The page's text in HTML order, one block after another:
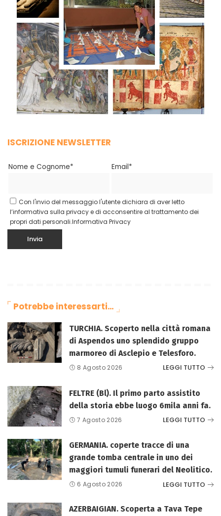
ISCRIZIONE NEWSLETTER
Nome e Cognome* Email*
Con l'invio del messaggio l'utente dichiara di aver letto
l’informativa sulla privacy e di acconsentire al trattamento dei
propri dati personali.Informativa Privacy
Potrebbe interessarti…
TURCHIA. Scoperto nella città romana
di Aspendos uno splendido gruppo
marmoreo di Asclepio e Telesforo.
8 Agosto 2026 LEGGI TUTTO
FELTRE (Bl). Il primo parto assistito
della storia ebbe luogo 6mila anni fa.
7 Agosto 2026 LEGGI TUTTO
GERMANIA. coperte tracce di una
grande tomba centrale in uno dei
maggiori tumuli funerari del Neolitico.
6 Agosto 2026 LEGGI TUTTO
AZERBAIGIAN. Scoperta a Tava Tepe